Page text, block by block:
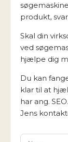
produkt,
Skal din
ved
hjælpe dig
Du kan
klar til at
har ang.
Jens